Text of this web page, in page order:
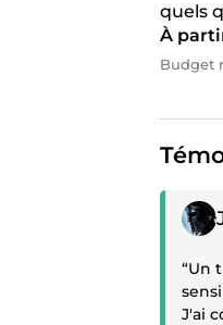
quels
À
Budget
“Un
J'ai